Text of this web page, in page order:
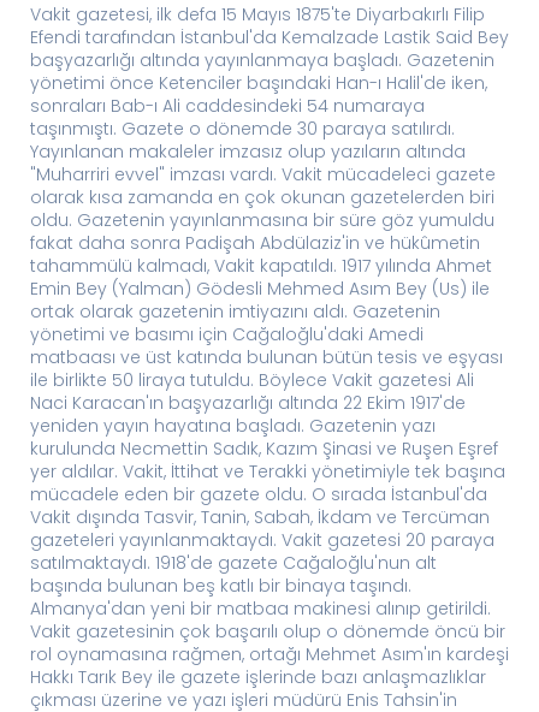
Vakit gazetesi, ilk defa 15 Mayıs 1875'te Diyarbakırlı Filip
Efendi tarafından İstanbul'da Kemalzade Lastik Said Bey
başyazarlığı altında yayınlanmaya başladı. Gazetenin
yönetimi önce Ketenciler başındaki Han-ı Halil'de iken,
sonraları Bab-ı Ali caddesindeki 54 numaraya
taşınmıştı. Gazete o dönemde 30 paraya satılırdı.
Yayınlanan makaleler imzasız olup yazıların altında
"Muharriri evvel" imzası vardı. Vakit mücadeleci gazete
olarak kısa zamanda en çok okunan gazetelerden biri
oldu. Gazetenin yayınlanmasına bir süre göz yumuldu
fakat daha sonra Padişah Abdülaziz'in ve hükûmetin
tahammülü kalmadı, Vakit kapatıldı. 1917 yılında Ahmet
Emin Bey (Yalman) Gödesli Mehmed Asım Bey (Us) ile
ortak olarak gazetenin imtiyazını aldı. Gazetenin
yönetimi ve basımı için Cağaloğlu'daki Amedi
matbaası ve üst katında bulunan bütün tesis ve eşyası
ile birlikte 50 liraya tutuldu. Böylece Vakit gazetesi Ali
Naci Karacan'ın başyazarlığı altında 22 Ekim 1917'de
yeniden yayın hayatına başladı. Gazetenin yazı
kurulunda Necmettin Sadık, Kazım Şinasi ve Ruşen Eşref
yer aldılar. Vakit, İttihat ve Terakki yönetimiyle tek başına
mücadele eden bir gazete oldu. O sırada İstanbul'da
Vakit dışında Tasvir, Tanin, Sabah, İkdam ve Tercüman
gazeteleri yayınlanmaktaydı. Vakit gazetesi 20 paraya
satılmaktaydı. 1918'de gazete Cağaloğlu'nun alt
başında bulunan beş katlı bir binaya taşındı.
Almanya'dan yeni bir matbaa makinesi alınıp getirildi.
Vakit gazetesinin çok başarılı olup o dönemde öncü bir
rol oynamasına rağmen, ortağı Mehmet Asım'ın kardeşi
Hakkı Tarık Bey ile gazete işlerinde bazı anlaşmazlıklar
çıkması üzerine ve yazı işleri müdürü Enis Tahsin'in